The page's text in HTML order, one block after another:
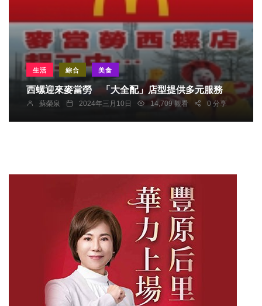
生活 綜合 美食
西螺迎來麥當勞 「大全配」店型提供多元服務
蘇榮泉 2024年三月10日 14,709 觀看 0 分享